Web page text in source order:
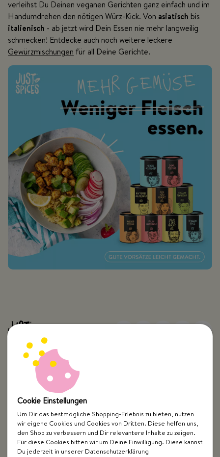
verleihst Du Deinen veganen Gerichten ganz einfach und im
Handumdrehen den nötigen Würz-Kick. Von asiatisch bis
italienisch - ab jetzt wird Dein Essen nie mehr langweilig
schmecken! Entdecke auch noch weitere leckere
Gewürzmischungen für all Deine Gerichte.
Top Kategorien
Just Spices
Hilfe & Kontakt
Cookie Einstellungen
Um Dir das bestmögliche Shopping-Erlebnis zu bieten, nutzen
wir eigene Cookies und Cookies von Dritten. Diese helfen uns,
den Shop zu verbessern und Dir relevantere Inhalte zu zeigen.
Für diese Cookies bitten wir um Deine Einwilligung. Diese kannst
Du jederzeit in unserer Datenschutzerklärung